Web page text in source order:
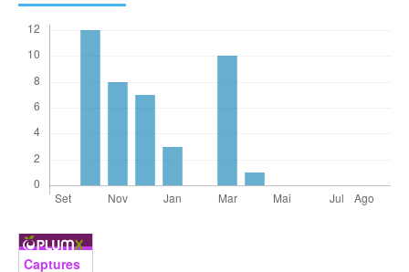
Captures